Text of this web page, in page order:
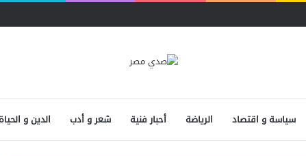
سياسة و اقتصاد الرياضة أحبار فنية شعر و أدب الدين و الحياة